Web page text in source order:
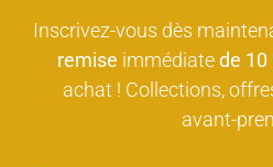
Inscrivez-vous dès
remise immédiatede 10
achat ! Collections,
avant-